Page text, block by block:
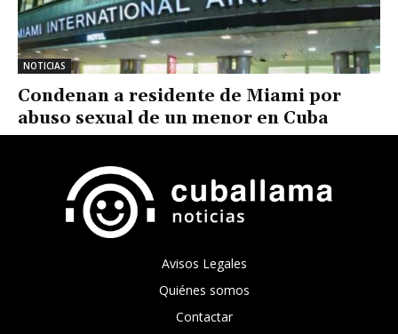
NOTICIAS
Condenan a residente de Miami por
abuso sexual de un menor en Cuba
Avisos Legales
Quiénes somos
Contactar